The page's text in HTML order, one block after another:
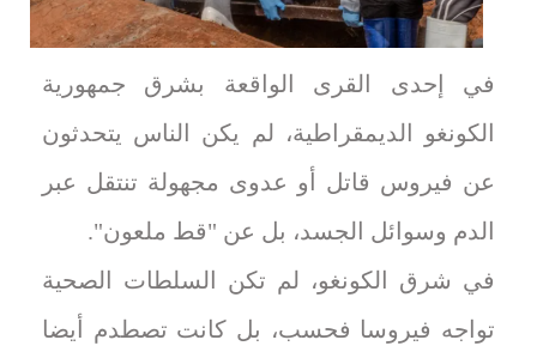
في إحدى القرى الواقعة بشرق جمهورية
الكونغو الديمقراطية، لم يكن الناس يتحدثون
عن فيروس قاتل أو عدوى مجهولة تنتقل عبر
الدم وسوائل الجسد، بل عن "قط ملعون".
في شرق الكونغو، لم تكن السلطات الصحية
تواجه فيروسا فحسب، بل كانت تصطدم أيضا